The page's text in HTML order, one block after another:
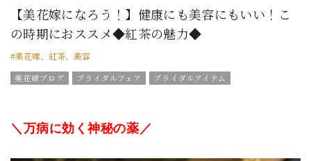
【美花嫁になろう！】健康にも美容にもいい！こ
の時期におススメ◆紅茶の魅力◆
#美花嫁、紅茶、美容
美花嫁ブログ ブライダルフェア
ブライダルアイテム
＼万病に効く神秘の薬／